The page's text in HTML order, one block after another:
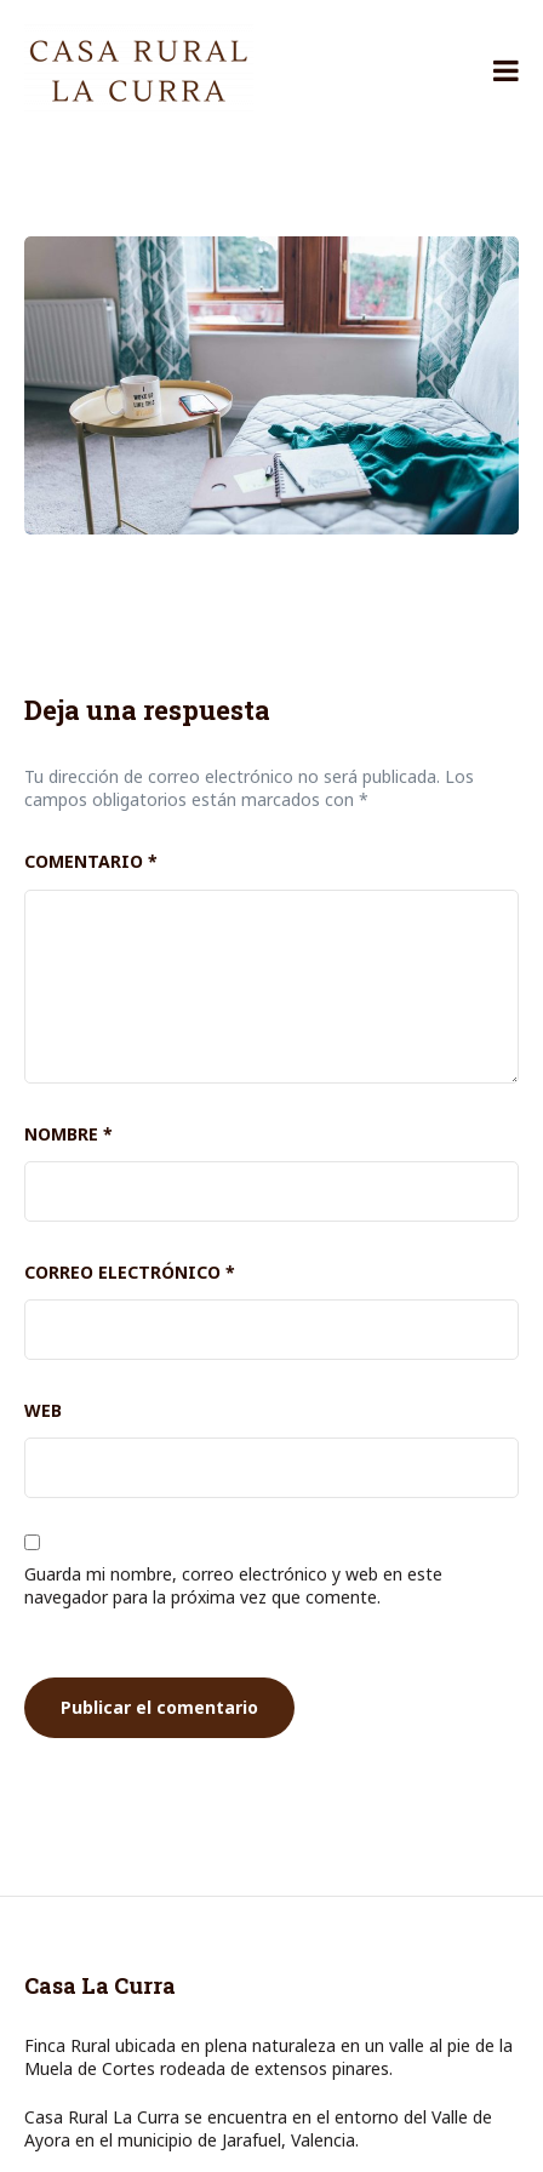
content
Casa
Rural
Deja una respuesta
Tu dirección de correo electrónico no será publicada. Los
campos obligatorios están marcados con *
COMENTARIO *
NOMBRE *
CORREO ELECTRÓNICO *
WEB
Guarda mi nombre, correo electrónico y web en este
navegador para la próxima vez que comente.
Casa La Curra
Finca Rural ubicada en plena naturaleza en un valle al pie de la
Muela de Cortes rodeada de extensos pinares.
Casa Rural La Curra se encuentra en el entorno del Valle de
Ayora en el municipio de Jarafuel, Valencia.